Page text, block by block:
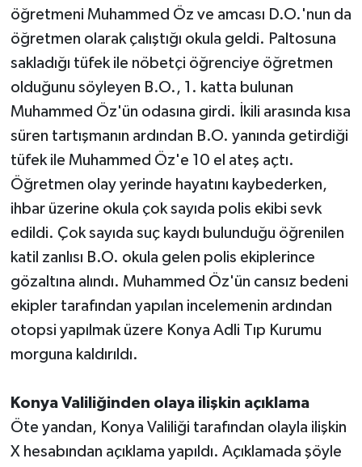
öğretmeni Muhammed Öz ve amcası D.O.'nun da
öğretmen olarak çalıştığı okula geldi. Paltosuna
sakladığı tüfek ile nöbetçi öğrenciye öğretmen
olduğunu söyleyen B.O., 1. katta bulunan
Muhammed Öz'ün odasına girdi. İkili arasında kısa
süren tartışmanın ardından B.O. yanında getirdiği
tüfek ile Muhammed Öz'e 10 el ateş açtı.
Öğretmen olay yerinde hayatını kaybederken,
ihbar üzerine okula çok sayıda polis ekibi sevk
edildi. Çok sayıda suç kaydı bulunduğu öğrenilen
katil zanlısı B.O. okula gelen polis ekiplerince
gözaltına alındı. Muhammed Öz'ün cansız bedeni
ekipler tarafından yapılan incelemenin ardından
otopsi yapılmak üzere Konya Adli Tıp Kurumu
morguna kaldırıldı.
Konya Valiliğinden olaya ilişkin açıklama
Öte yandan, Konya Valiliği tarafından olayla ilişkin
X hesabından açıklama yapıldı. Açıklamada şöyle